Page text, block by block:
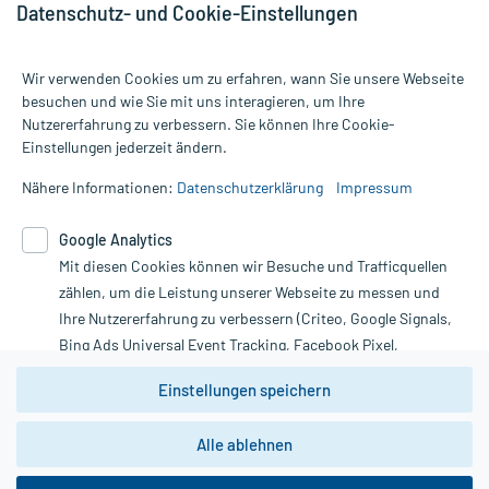
Alle Preise gelten inkl. MwSt., ggf. zzgl. Versandkosten
Informationen auf dieser Website werden ausschließlich für
die Untersuchung und Behandlung durch einen Arzt. Bitte
Therapien eingeleitet werden können. | Diese Webseite benutzt
Google Analytics. Lesen Sie bitte dazu die wichtigen Hinweise in
unserer Datenschutzerklärung. Für den Widerruf einer Bestellung
nutzen Sie das Formular:
Vertrag widerrufen
*Hinweise zu unseren Aktionen und Bewertungen
Datenschutz- und Cookie-Einstellungen
Wir verwenden Cookies um zu erfahren, wann Sie unsere Webseite
besuchen und wie Sie mit uns interagieren, um Ihre
Nutzererfahrung zu verbessern. Sie können Ihre Cookie-
Einstellungen jederzeit ändern.
Nähere Informationen: Datenschutzerklärung Impressum
Google Analytics
Mit diesen Cookies können wir Besuche und Trafficquellen
zählen, um die Leistung unserer Webseite zu messen und
Ihre Nutzererfahrung zu verbessern (Criteo, Google Signals,
Bing Ads Universal Event Tracking, Facebook Pixel,
Youtube-Social Plugin).
Wir weisen darauf hin, dass die
zwingend den Europäischen Anforderungen gem. EU-
DSGVO genügen und ein Datentransfer in Drittstaaten bzw.
Einstellungen speichern
Alle ablehnen